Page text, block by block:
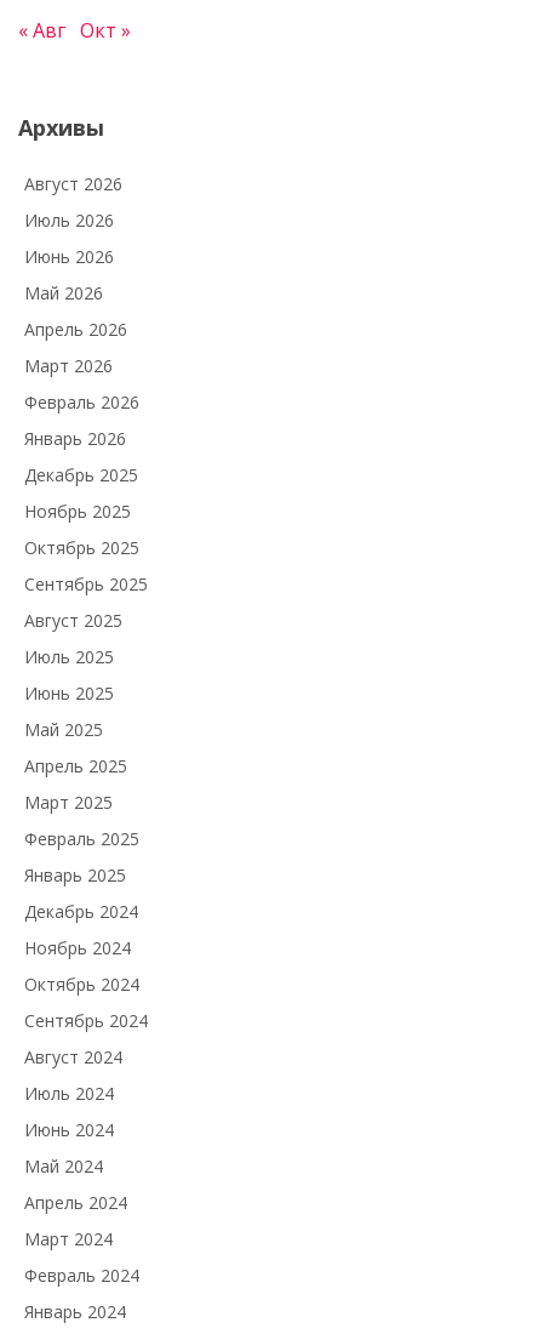
« Авг Окт »
Архивы
Август 2026
Июль 2026
Июнь 2026
Май 2026
Апрель 2026
Март 2026
Февраль 2026
Январь 2026
Декабрь 2025
Ноябрь 2025
Октябрь 2025
Сентябрь 2025
Август 2025
Июль 2025
Июнь 2025
Май 2025
Апрель 2025
Март 2025
Февраль 2025
Январь 2025
Декабрь 2024
Ноябрь 2024
Октябрь 2024
Сентябрь 2024
Август 2024
Июль 2024
Июнь 2024
Май 2024
Апрель 2024
Март 2024
Февраль 2024
Январь 2024